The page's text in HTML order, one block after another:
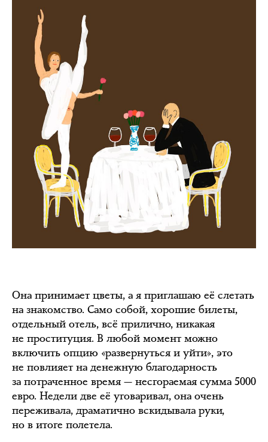
Она принимает цветы, а я приглашаю её слетать
на знакомство. Само собой, хорошие билеты,
отдельный отель, всё прилично, никакая
не проституция. В любой момент можно
включить опцию «развернуться и уйти», это
не повлияет на денежную благодарность
за потраченное время — несгораемая сумма 5000
евро. Недели две её уговаривал, она очень
переживала, драматично вскидывала руки,
но в итоге полетела.